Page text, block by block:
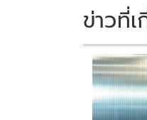
k
ข่าวที่